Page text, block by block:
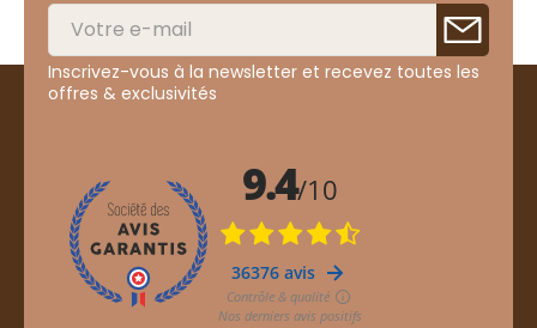
Inscrivez-vous à la newsletter et recevez toutes les
offres & exclusivités